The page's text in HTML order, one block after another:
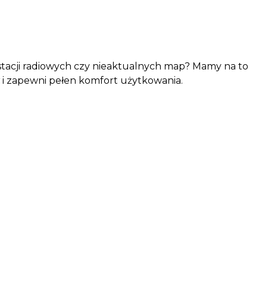
radiowych czy nieaktualnych map? Mamy na to
zapewni pełen komfort użytkowania.